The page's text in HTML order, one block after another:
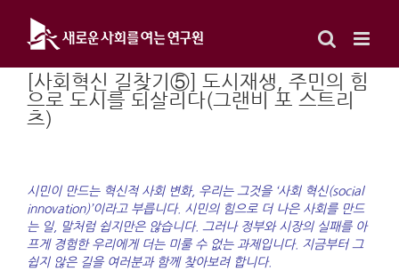
content
[사회혁신 길찾기⑤] 도시재생, 주민의 힘
으로 도시를 되살리다(그랜비 포 스트리
츠)
시민이 만드는 혁신적 사회 변화, 우리는 그것을 ‘사회 혁신(social
innovation)’이라고 부릅니다. 시민의 힘으로 더 나은 사회를 만드
는 일, 말처럼 쉽지만은 않습니다. 그러나 정부와 시장의 실패를 아
프게 경험한 우리에게 더는 미룰 수 없는 과제입니다. 지금부터 그
쉽지 않은 길을 여러분과 함께 찾아보려 합니다.